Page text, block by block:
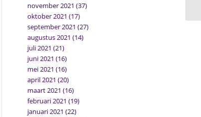
november 2021 (37)
oktober 2021 (17)
september 2021 (27)
augustus 2021 (14)
juli 2021 (21)
juni 2021 (16)
mei 2021 (16)
april 2021 (20)
maart 2021 (16)
februari 2021 (19)
januari 2021 (22)